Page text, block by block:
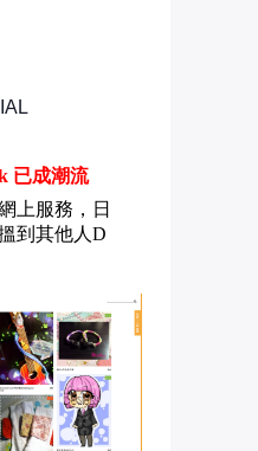
已成潮流
上服務，日
到其他人D